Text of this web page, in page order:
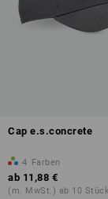
Cap e.s.concrete
4 Farben
ab 11,88 €
(m. MwSt.) ab 10 Stück